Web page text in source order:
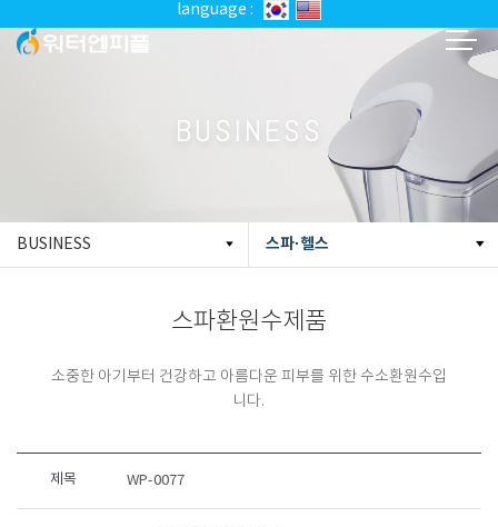
language :
BUSINESS
BUSINESS 스파·헬스
스파환원수제품
소중한 아기부터 건강하고 아름다운 피부를 위한 수소환원수입
니다.
제목 WP-0077